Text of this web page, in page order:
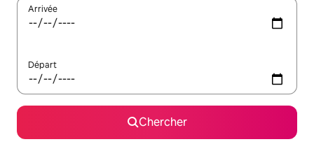
Arrivée
Départ
Chercher